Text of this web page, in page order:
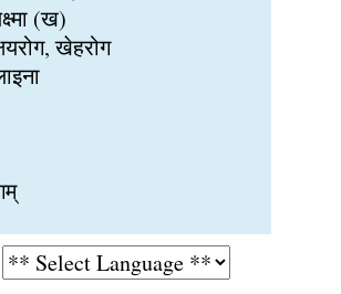
(ख)
खेहरोग